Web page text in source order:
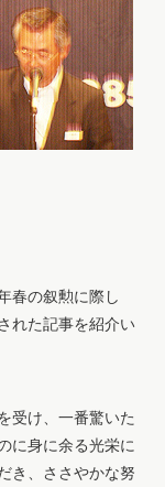
春の叙勲に際し
れた記事を紹介い
受け、一番驚いた
に身に余る光栄に
き、ささやかな努